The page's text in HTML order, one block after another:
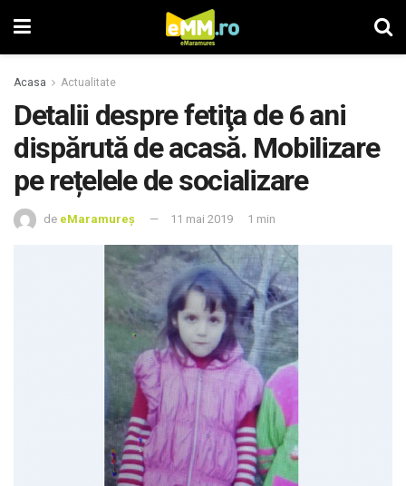
Acasa Actualitate
Detalii despre fetiţa de 6 ani
dispărută de acasă. Mobilizare
pe rețelele de socializare
de eMaramureș 11 mai 2019 1 min